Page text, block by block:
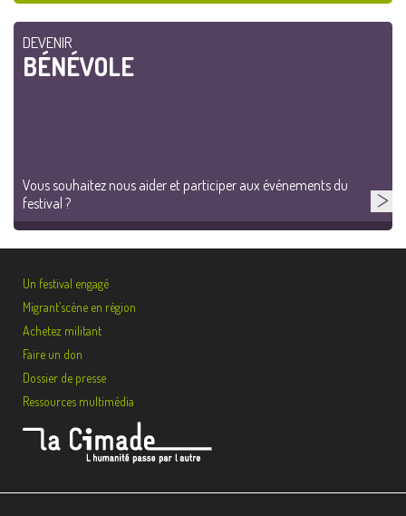
DEVENIR
BÉNÉVOLE
Vous souhaitez nous aider et participer aux événements du
festival ?
Un festival engagé
Migrant’scène en région
Achetez militant
Faire un don
Dossier de presse
Ressources multimédia